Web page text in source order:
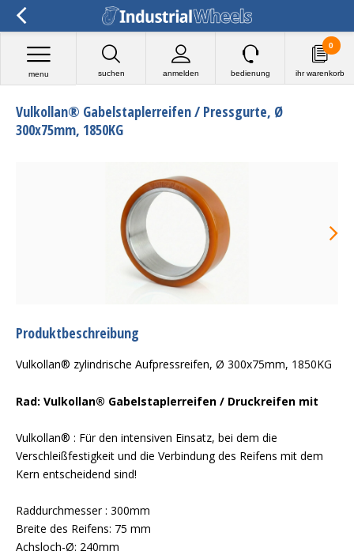
suchen anmelden
menu bedienung ihr warenkorb
0
Vulkollan® Gabelstaplerreifen / Pressgurte, Ø
300x75mm, 1850KG
Produktbeschreibung
Vulkollan® zylindrische Aufpressreifen, Ø 300x75mm, 1850KG
Rad: Vulkollan® Gabelstaplerreifen / Druckreifen mit
Vulkollan® : Für den intensiven Einsatz, bei dem die
Verschleißfestigkeit und die Verbindung des Reifens mit dem
Kern entscheidend sind!
Raddurchmesser : 300mm
Breite des Reifens: 75 mm
Achsloch-Ø: 240mm